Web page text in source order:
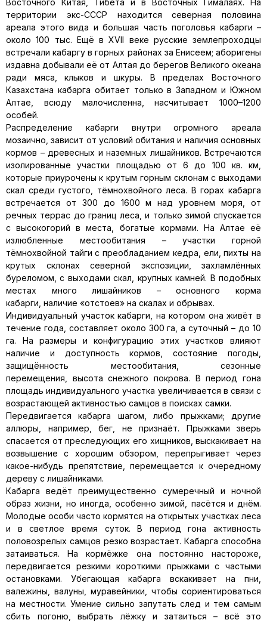
Восточного Китая, Тибета и в Восточных Гималаях. На
территории экс-СССР находится северная половина
ареала этого вида и большая часть поголовья кабарги –
около 100 тыс. Ещё в XVII веке русские землепроходцы
встречали кабаргу в горных районах за Енисеем; аборигены
издавна добывали её от Алтая до берегов Великого океана
ради мяса, клыков и шкуры. В пределах Восточного
Казахстана кабарга обитает только в Западном и Южном
Алтае, всюду малочисленна, насчитывает 1000–1200
особей.
Распределение кабарги внутри огромного ареала
мозаично, зависит от условий обитания и наличия основных
кормов – древесных и наземных лишайников. Встречаются
изолированные участки площадью от 6 до 100 кв. км,
которые приурочены к крутым горным склонам с выходами
скал среди густого, тёмнохвойного леса. В горах кабарга
встречается от 300 до 1600 м над уровнем моря, от
речных террас до границ леса, и только зимой спускается
с высокогорий в места, богатые кормами. На Алтае её
излюбленные местообитания – участки горной
тёмнохвойной тайги с преобладанием кедра, ели, пихты на
крутых склонах северной экспозиции, захламлённых
буреломом, с выходами скал, крупных камней. В подобных
местах много лишайников – основного корма
кабарги, наличие «отстоев» на скалах и обрывах.
Индивидуальный участок кабарги, на котором она живёт в
течение года, составляет около 300 га, а суточный – до 10
га. На размеры и конфигурацию этих участков влияют
наличие и доступность кормов, состояние погоды,
защищённость местообитания, сезонные
перемещения, высота снежного покрова. В период гона
площадь индивидуального участка увеличивается в связи с
возрастающей активностью самцов в поисках самки.
Передвигается кабарга шагом, либо прыжками; другие
аллюры, например, бег, не признаёт. Прыжками зверь
спасается от преследующих его хищников, выскакивает на
возвышение с хорошим обзором, перепрыгивает через
какое-нибудь препятствие, перемещается к очередному
дереву с лишайниками.
Кабарга ведёт преимущественно сумеречный и ночной
образ жизни, но иногда, особенно зимой, пасётся и днём.
Молодые особи часто кормятся на открытых участках леса
и в светлое время суток. В период гона активность
половозрелых самцов резко возрастает. Кабарга способна
затаиваться. На кормёжке она постоянно настороже,
передвигается резкими короткими прыжками с частыми
остановками. Убегающая кабарга вскакивает на пни,
валежины, валуны, муравейники, чтобы сориентироваться
на местности. Умение сильно запутать след и тем самым
сбить погоню, выбрать лёжку и затаиться – всё это